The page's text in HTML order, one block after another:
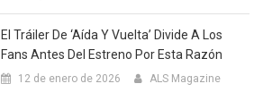
El Tráiler De ‘Aída Y Vuelta’ Divide A Los
Fans Antes Del Estreno Por Esta Razón
12 de enero de 2026 ALS Magazine